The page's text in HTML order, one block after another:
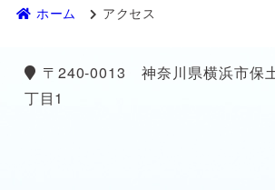
ホーム アクセス
〒240-0013 神奈川県横浜市保
丁目1